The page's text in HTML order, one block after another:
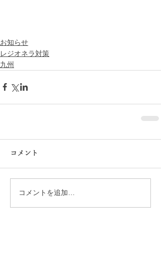
お知らせ
レジオネラ対策
九州
コメント
コメントを追加…